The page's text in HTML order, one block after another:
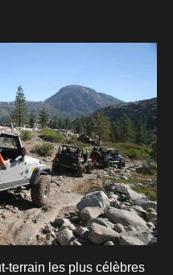
terrain les plus célèbres